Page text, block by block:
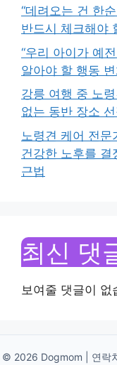
“데려오는 건 한
반드시 체크해야
“우리 아이가 예
알아야 할 행동
강릉 여행 중 노
없는 동반 장소
노령견 케어 전
건강한 노후를 결
근법
최신 댓
보여줄 댓글이 없
© 2026 Dogmom | 연락